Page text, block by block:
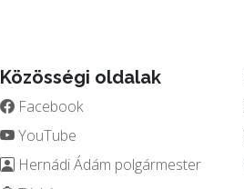
Közösségi oldalak
Facebook
YouTube
Hernádi Ádám polgármester